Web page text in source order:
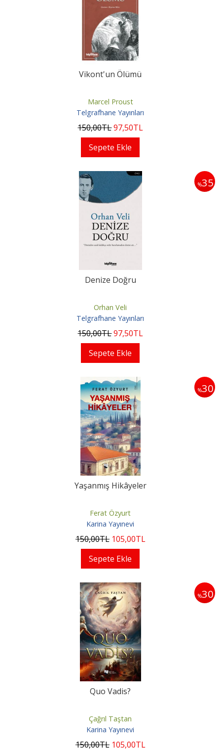
Vikont'un Ölümü
Marcel Proust
Telgrafhane Yayınları
150,00TL97,50TL
Sepete Ekle
%35
Denize Doğru
Orhan Veli
Telgrafhane Yayınları
150,00TL97,50TL
Sepete Ekle
%30
Yaşanmış Hikâyeler
Ferat Özyurt
Karina Yayınevi
150,00TL 105,00TL
Sepete Ekle
%30
Quo Vadis?
Çağrıl Taştan
Karina Yayınevi
150,00TL 105,00TL